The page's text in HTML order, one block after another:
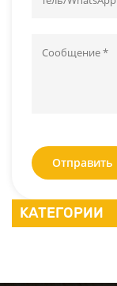
Отправить
КАТЕГОРИИ